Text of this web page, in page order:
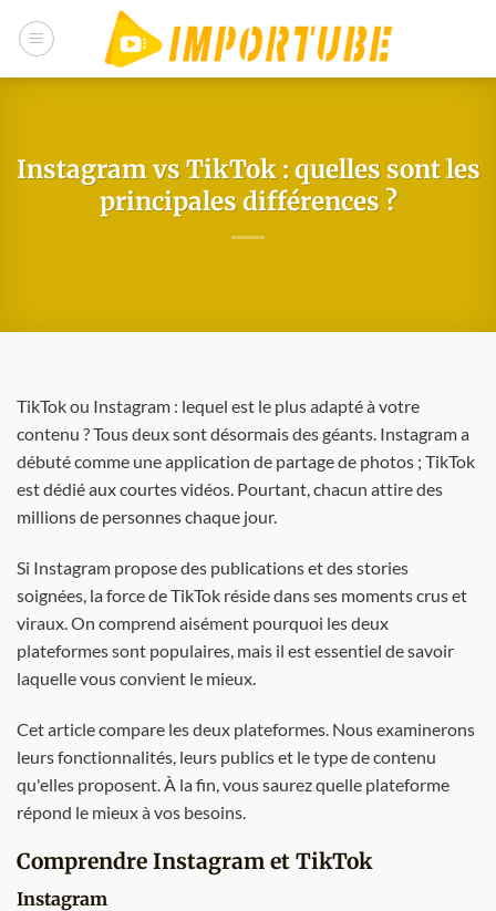
Instagram vs TikTok : quelles sont les
principales différences ?
TikTok ou Instagram : lequel est le plus adapté à votre
contenu ? Tous deux sont désormais des géants. Instagram a
débuté comme une application de partage de photos ; TikTok
est dédié aux courtes vidéos. Pourtant, chacun attire des
millions de personnes chaque jour.
Si Instagram propose des publications et des stories
soignées, la force de TikTok réside dans ses moments crus et
viraux. On comprend aisément pourquoi les deux
plateformes sont populaires, mais il est essentiel de savoir
laquelle vous convient le mieux.
Cet article compare les deux plateformes. Nous examinerons
leurs fonctionnalités, leurs publics et le type de contenu
qu'elles proposent. À la fin, vous saurez quelle plateforme
répond le mieux à vos besoins.
Comprendre Instagram et TikTok
Instagram